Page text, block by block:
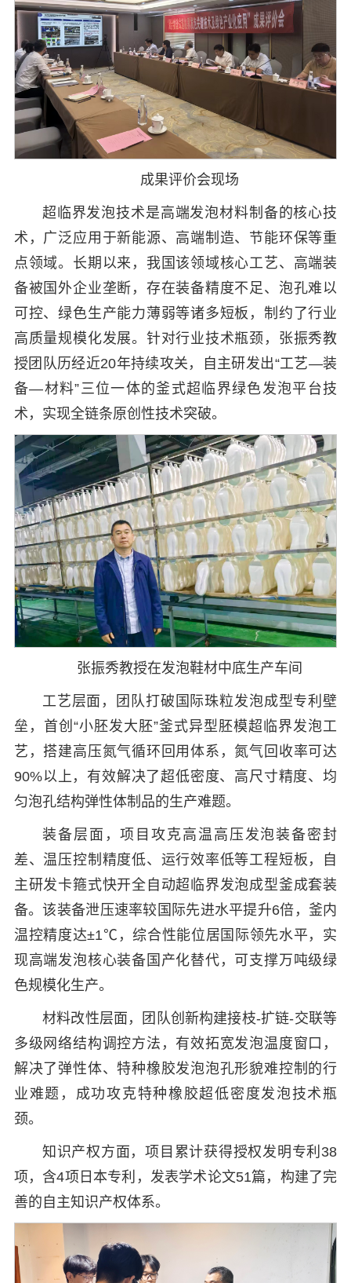
成果评价会现场
超临界发泡技术是高端发泡材料制备的核心技
术，广泛应用于新能源、高端制造、节能环保等重
点领域。长期以来，我国该领域核心工艺、高端装
备被国外企业垄断，存在装备精度不足、泡孔难以
可控、绿色生产能力薄弱等诸多短板，制约了行业
高质量规模化发展。针对行业技术瓶颈，张振秀教
授团队历经近20年持续攻关，自主研发出“工艺—装
备—材料”三位一体的釜式超临界绿色发泡平台技
术，实现全链条原创性技术突破。
张振秀教授在发泡鞋材中底生产车间
工艺层面，团队打破国际珠粒发泡成型专利壁
垒，首创“小胚发大胚”釜式异型胚模超临界发泡工
艺，搭建高压氮气循环回用体系，氮气回收率可达
90%以上，有效解决了超低密度、高尺寸精度、均
匀泡孔结构弹性体制品的生产难题。
装备层面，项目攻克高温高压发泡装备密封
差、温压控制精度低、运行效率低等工程短板，自
主研发卡箍式快开全自动超临界发泡成型釜成套装
备。该装备泄压速率较国际先进水平提升6倍，釜内
温控精度达±1℃，综合性能位居国际领先水平，实
现高端发泡核心装备国产化替代，可支撑万吨级绿
色规模化生产。
材料改性层面，团队创新构建接枝-扩链-交联等
多级网络结构调控方法，有效拓宽发泡温度窗口，
解决了弹性体、特种橡胶发泡泡孔形貌难控制的行
业难题，成功攻克特种橡胶超低密度发泡技术瓶
颈。
知识产权方面，项目累计获得授权发明专利38
项，含4项日本专利，发表学术论文51篇，构建了完
善的自主知识产权体系。